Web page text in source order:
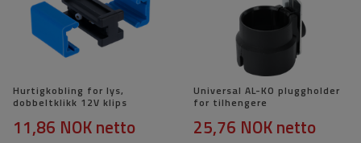
Hurtigkobling for lys,
dobbeltklikk 12V klips
11,86 NOKnetto
Universal AL-KO pluggholder
for tilhengere
25,76 NOKnetto